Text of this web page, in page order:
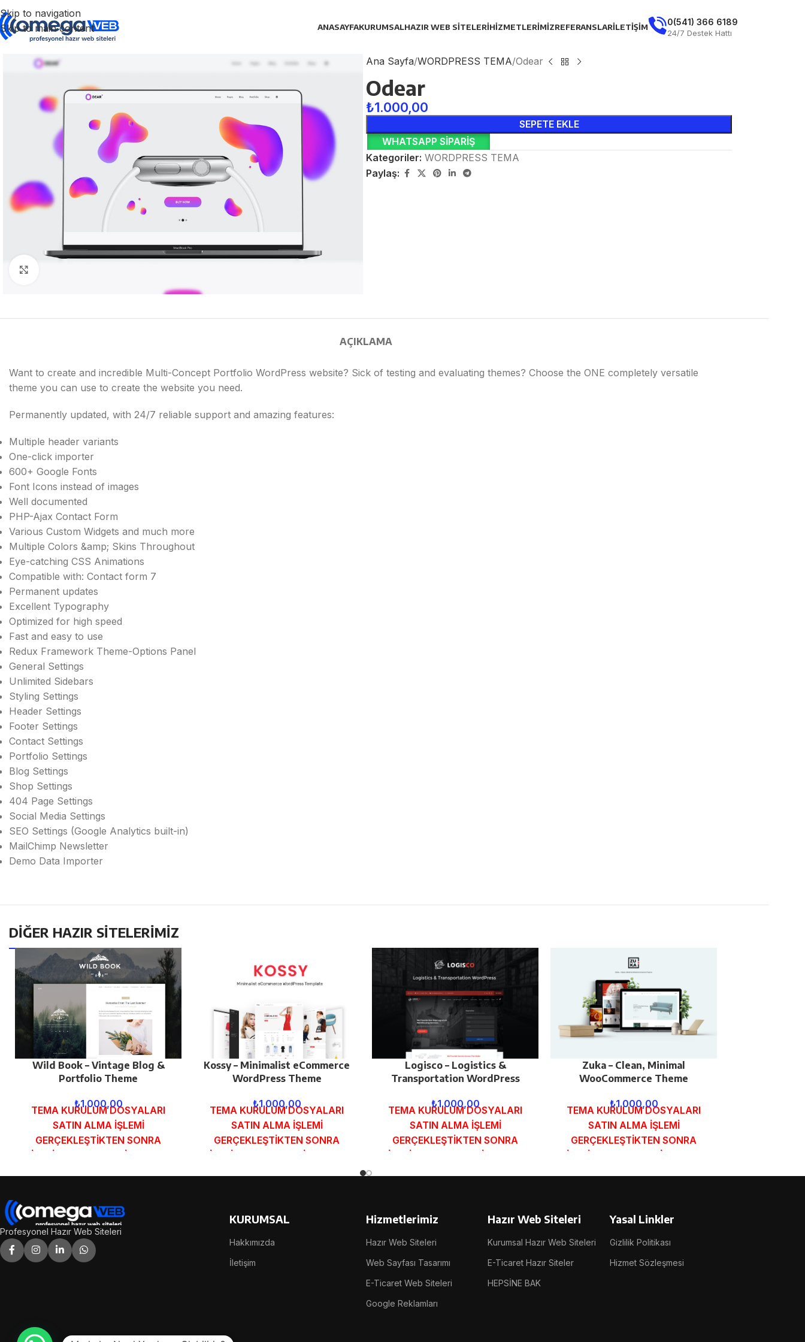
Skip to navigation
Skip to main content
ANASAYFAKURUMSALHAZIR WEB SITELERIHIZMETLERIMIZREFERANSLARİLETIŞIM 0(541) 366 6189
24/7 Destek Hattı
Ana Sayfa WORDPRESS TEMA Odear
Odear
₺1.000,00
SEPETE EKLE
WHATSAPP SIPARIŞ
Kategoriler: WORDPRESS TEMA
Paylaş:
AÇIKLAMA
Want to create and incredible Multi-Concept Portfolio WordPress website? Sick of testing and evaluating themes? Choose the ONE completely versatile
theme you can use to create the website you need.
Permanently updated, with 24/7 reliable support and amazing features:
Multiple header variants
One-click importer
600+ Google Fonts
Font Icons instead of images
Well documented
PHP-Ajax Contact Form
Various Custom Widgets and much more
Multiple Colors &amp; Skins Throughout
Eye-catching CSS Animations
Compatible with: Contact form 7
Permanent updates
Excellent Typography
Optimized for high speed
Fast and easy to use
Redux Framework Theme-Options Panel
General Settings
Unlimited Sidebars
Styling Settings
Header Settings
Footer Settings
Contact Settings
Portfolio Settings
Blog Settings
Shop Settings
404 Page Settings
Social Media Settings
SEO Settings (Google Analytics built-in)
MailChimp Newsletter
Demo Data Importer
DİĞER HAZIR SİTELERİMİZ
Wild Book – Vintage Blog &
Portfolio Theme
₺1.000,00
TEMA KURULUM DOSYALARI
SATIN ALMA İŞLEMİ
GERÇEKLEŞTİKTEN SONRA
SİPARİŞ FORMUNDAKİ E-POSTA
Kossy – Minimalist eCommerce
WordPress Theme
₺1.000,00
TEMA KURULUM DOSYALARI
SATIN ALMA İŞLEMİ
GERÇEKLEŞTİKTEN SONRA
SİPARİŞ FORMUNDAKİ E-POSTA
Logisco – Logistics &
Transportation WordPress
₺1.000,00
TEMA KURULUM DOSYALARI
SATIN ALMA İŞLEMİ
GERÇEKLEŞTİKTEN SONRA
SİPARİŞ FORMUNDAKİ E-POSTA
Zuka – Clean, Minimal
WooCommerce Theme
₺1.000,00
TEMA KURULUM DOSYALARI
SATIN ALMA İŞLEMİ
GERÇEKLEŞTİKTEN SONRA
SİPARİŞ FORMUNDAKİ E-POSTA
Profesyonel Hazır Web Siteleri
KURUMSAL
Hakkımızda
İletişim
Hizmetlerimiz
Hazır Web Siteleri
Web Sayfası Tasarımı
E-Ticaret Web Siteleri
Google Reklamları
Hazır Web Siteleri
Kurumsal Hazır Web Siteleri
E-Ticaret Hazır Siteler
HEPSİNE BAK
Yasal Linkler
Gizlilik Politikası
Hizmet Sözleşmesi